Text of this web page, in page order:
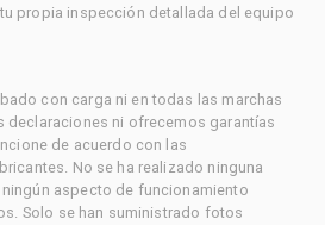
propia inspección detallada del equipo
con carga ni en todas las marchas
declaraciones ni ofrecemos garantías
de acuerdo con las
No se ha realizado ninguna
aspecto de funcionamiento
Solo se han suministrado fotos